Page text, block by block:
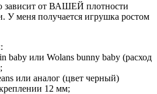
зависит от ВАШЕЙ плотности
У меня получается игрушка ростом
baby или Wolans bunny baby (расход
или аналог (цвет черный)
12 мм;